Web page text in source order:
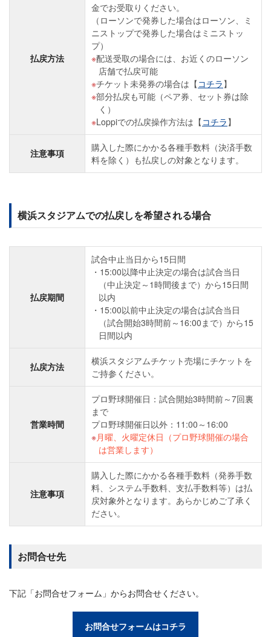
払戻方法
金でお受取りください。
（ローソンで発券した場合はローソン、ミ
ニストップで発券した場合はミニストッ
プ）
配送受取の場合には、お近くのローソン
店舗で払戻可能
チケット未発券の場合は【 コチラ 】
部分払戻も可能（ペア券、セット券は除
く）
Loppiでの払戻操作方法は【 コチラ 】
注意事項
購入した際にかかる各種手数料（決済手数
料を除く）も払戻しの対象となります。
横浜スタジアムでの払戻しを希望される場合
払戻期間
試合中止当日から15日間
15:00以降中止決定の場合は試合当日
（中止決定～1時間後まで）から15日間
以内
15:00以前中止決定の場合は試合当日
（試合開始3時間前～16:00まで）から15
日間以内
払戻方法
横浜スタジアムチケット売場にチケットを
ご持参ください。
営業時間
プロ野球開催日：試合開始3時間前～7回裏
まで
プロ野球開催日以外：11:00～16:00
月曜、火曜定休日（プロ野球開催の場合
は営業します）
注意事項
購入した際にかかる各種手数料（発券手数
料、システム手数料、支払手数料等）は払
戻対象外となります。あらかじめご了承く
ださい。
お問合せ先
下記「お問合せフォーム」からお問合せください。
お問合せフォームはコチラ